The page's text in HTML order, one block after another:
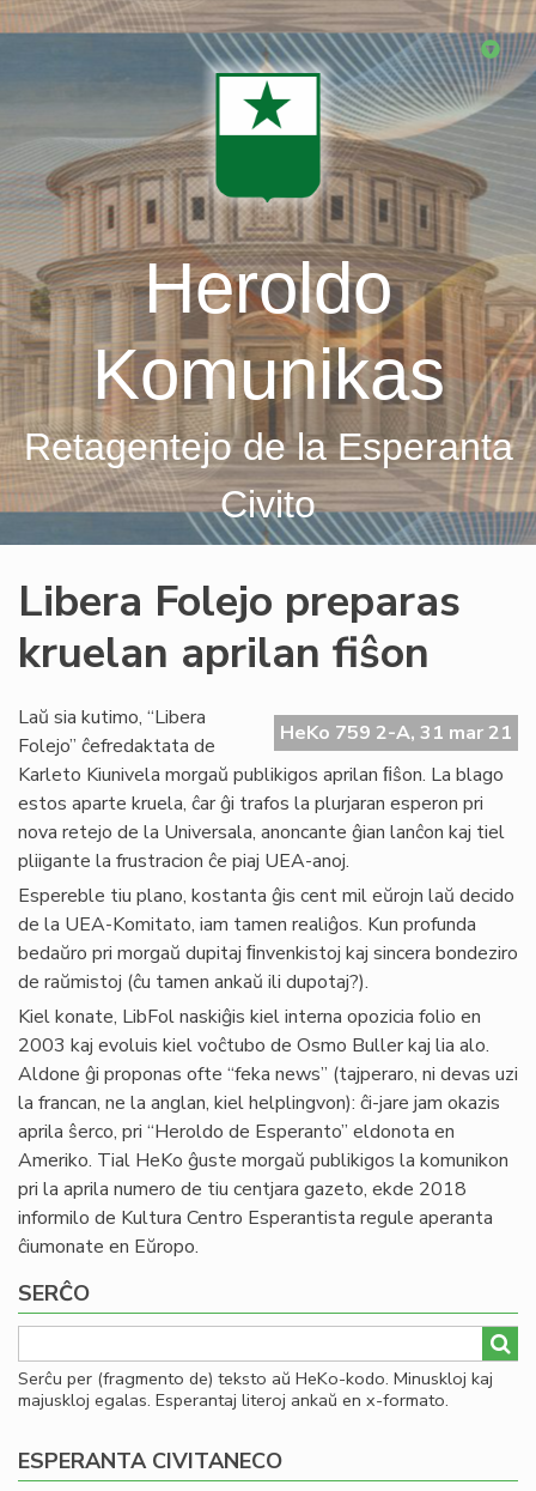
Skip
Heroldo
Komunikas
Retagentejo de la Esperanta
Civito
Libera Folejo preparas
kruelan aprilan fiŝon
HeKo 759 2-A, 31 mar 21
Laŭ sia kutimo, “Libera
Folejo” ĉefredaktata de
Karleto Kiunivela morgaŭ publikigos aprilan ﬁŝon. La blago
estos aparte kruela, ĉar ĝi trafos la plurjaran esperon pri
nova retejo de la Universala, anoncante ĝian lanĉon kaj tiel
pliigante la frustracion ĉe piaj UEA-anoj.
Espereble tiu plano, kostanta ĝis cent mil eŭrojn laŭ decido
de la UEA-Komitato, iam tamen realiĝos. Kun profunda
bedaŭro pri morgaŭ dupitaj ﬁnvenkistoj kaj sincera bondeziro
de raŭmistoj (ĉu tamen ankaŭ ili dupotaj?).
Kiel konate, LibFol naskiĝis kiel interna opozicia folio en
2003 kaj evoluis kiel voĉtubo de Osmo Buller kaj lia alo.
Aldone ĝi proponas ofte “feka news” (tajperaro, ni devas uzi
la francan, ne la anglan, kiel helplingvon): ĉi-jare jam okazis
aprila ŝerco, pri “Heroldo de Esperanto” eldonota en
Ameriko. Tial HeKo ĝuste morgaŭ publikigos la komunikon
pri la aprila numero de tiu centjara gazeto, ekde 2018
informilo de Kultura Centro Esperantista regule aperanta
ĉiumonate en Eŭropo.
SERĈO
Serĉu per (fragmento de) teksto aŭ HeKo-kodo. Minuskloj kaj
majuskloj egalas. Esperantaj literoj ankaŭ en x-formato.
ESPERANTA CIVITANECO